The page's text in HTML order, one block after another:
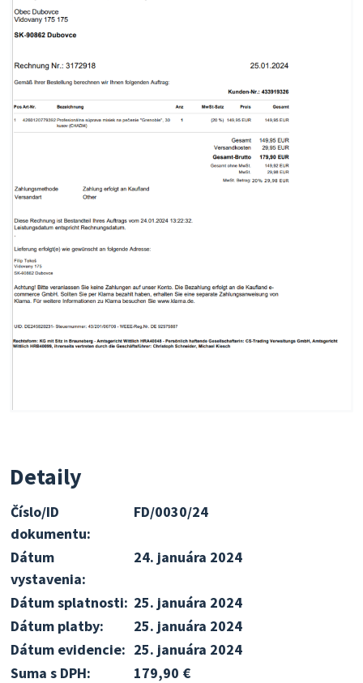
Detaily
Číslo/ID
dokumentu:
FD/0030/24
Dátum
vystavenia:
24. januára 2024
Dátum splatnosti: 25. januára 2024
Dátum platby:
25. januára 2024
Dátum evidencie: 25. januára 2024
Suma s DPH:
179,90 €